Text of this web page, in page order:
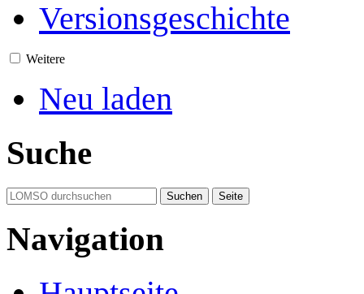
Versionsgeschichte
Weitere
Neu laden
Suche
Navigation